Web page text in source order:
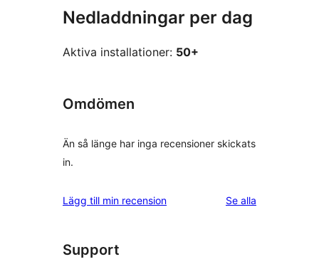
Nedladdningar per dag
Aktiva installationer: 50+
Omdömen
Än så länge har inga recensioner skickats
in.
Lägg till min recension Se alla
Support